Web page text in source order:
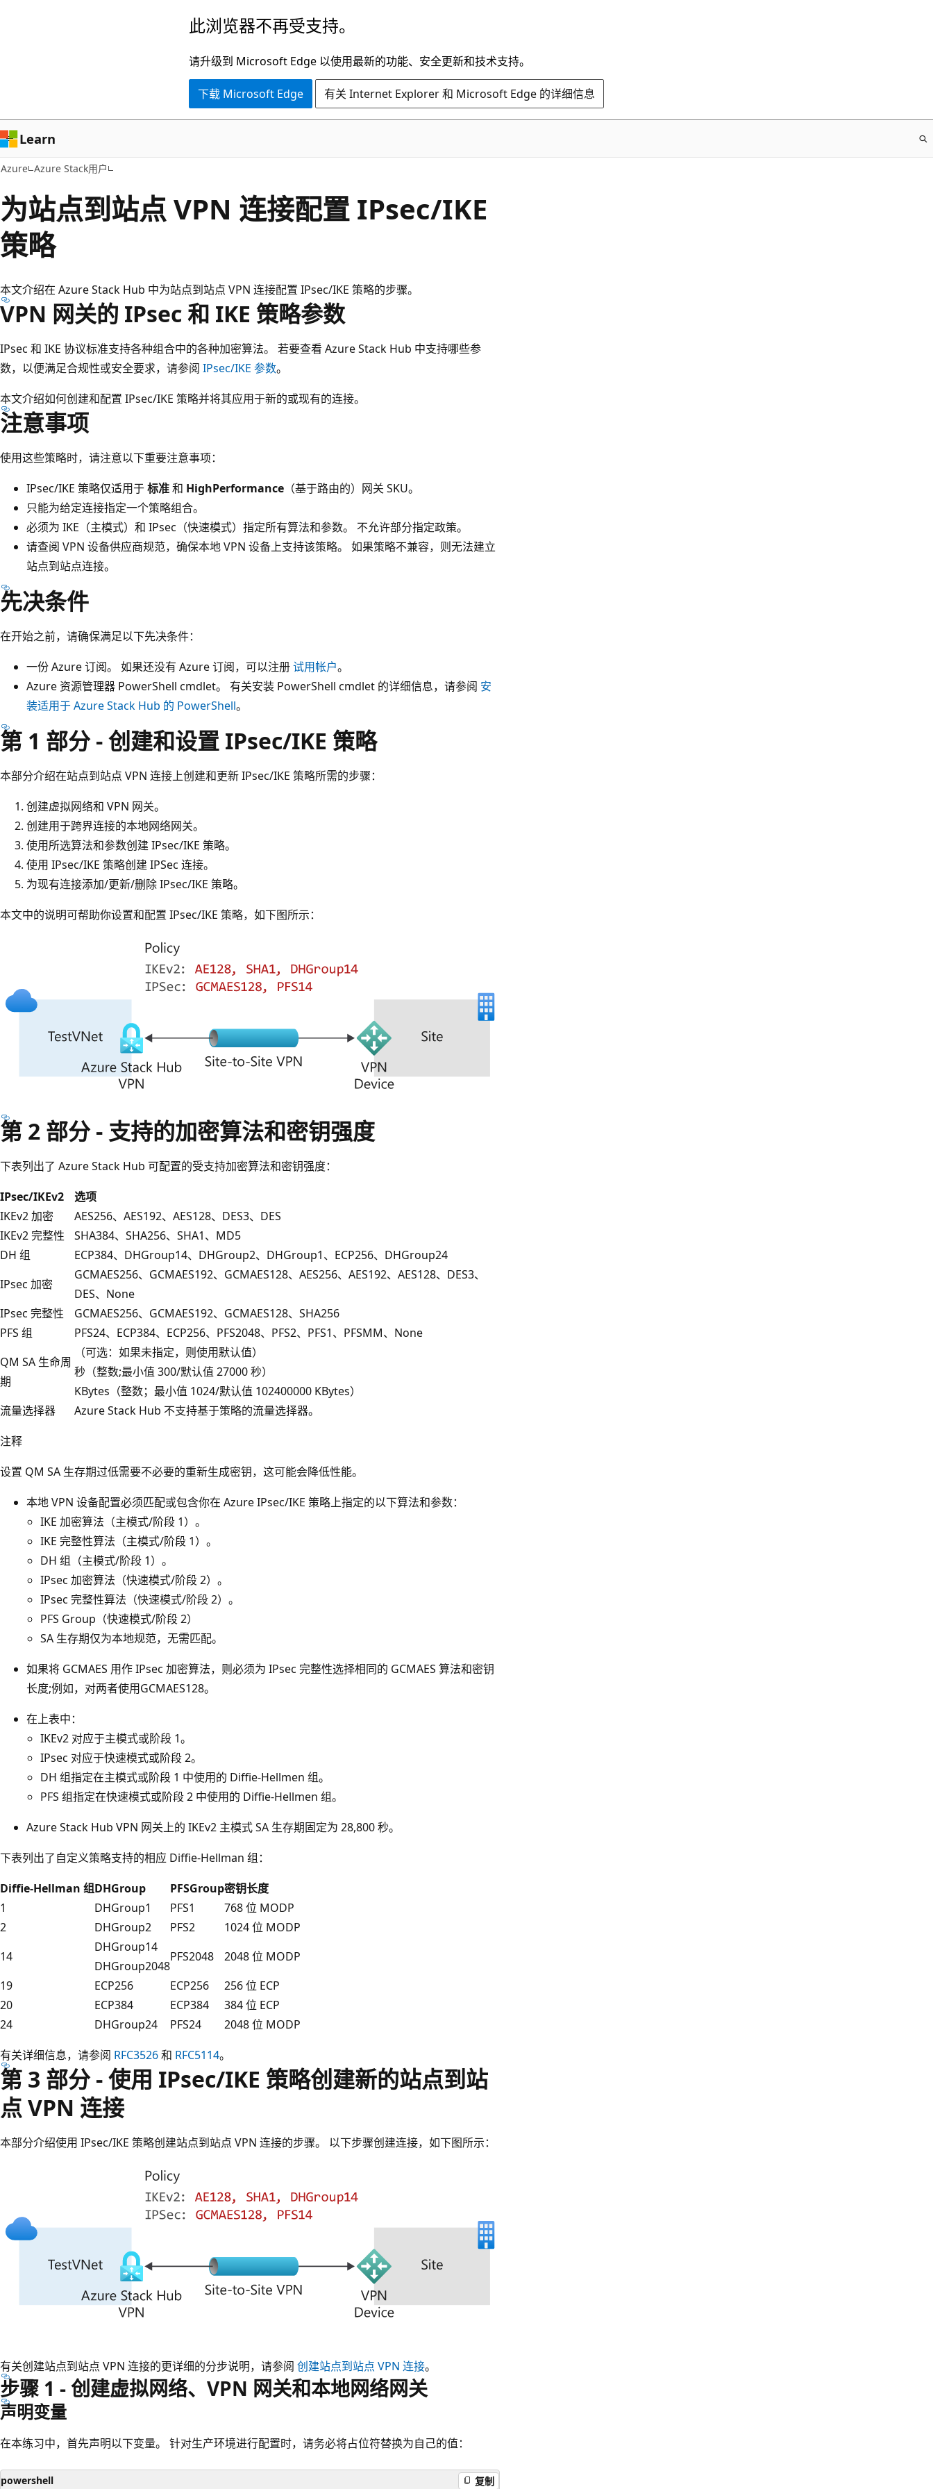
容
此浏览器不再受支持。
请升级到 Microsoft Edge 以使用最新的功能、安全更新和技术支持。
下载 Microsoft Edge 有关 Internet Explorer 和 Microsoft Edge 的详细信息
Learn
Azure Azure Stack用户
为站点到站点 VPN 连接配置 IPsec/IKE
策略
本文介绍在 Azure Stack Hub 中为站点到站点 VPN 连接配置 IPsec/IKE 策略的步骤。
VPN 网关的 IPsec 和 IKE 策略参数
IPsec 和 IKE 协议标准支持各种组合中的各种加密算法。 若要查看 Azure Stack Hub 中支持哪些参
数，以便满足合规性或安全要求，请参阅 IPsec/IKE 参数。
本文介绍如何创建和配置 IPsec/IKE 策略并将其应用于新的或现有的连接。
注意事项
使用这些策略时，请注意以下重要注意事项：
IPsec/IKE 策略仅适用于标准和 HighPerformance （基于路由的）网关 SKU。
只能为给定连接指定一个策略组合。
必须为 IKE（主模式）和 IPsec（快速模式）指定所有算法和参数。 不允许部分指定政策。
请查阅 VPN 设备供应商规范，确保本地 VPN 设备上支持该策略。 如果策略不兼容，则无法建立
站点到站点连接。
先决条件
在开始之前，请确保满足以下先决条件：
一份 Azure 订阅。 如果还没有 Azure 订阅，可以注册试用帐户。
Azure 资源管理器 PowerShell cmdlet。 有关安装 PowerShell cmdlet 的详细信息，请参阅 安
装适用于 Azure Stack Hub 的 PowerShell。
第 1 部分 - 创建和设置 IPsec/IKE 策略
本部分介绍在站点到站点 VPN 连接上创建和更新 IPsec/IKE 策略所需的步骤：
创建虚拟网络和 VPN 网关。
创建用于跨界连接的本地网络网关。
使用所选算法和参数创建 IPsec/IKE 策略。
使用 IPsec/IKE 策略创建 IPSec 连接。
为现有连接添加/更新/删除 IPsec/IKE 策略。
本文中的说明可帮助你设置和配置 IPsec/IKE 策略，如下图所示：
第 2 部分 - 支持的加密算法和密钥强度
下表列出了 Azure Stack Hub 可配置的受支持加密算法和密钥强度：
IPsec/IKEv2
选项
IKEv2 加密
AES256、AES192、AES128、DES3、DES
IKEv2 完整性
SHA384、SHA256、SHA1、MD5
DH 组
ECP384、DHGroup14、DHGroup2、DHGroup1、ECP256、DHGroup24
IPsec 加密
GCMAES256、GCMAES192、GCMAES128、AES256、AES192、AES128、DES3、
DES、None
IPsec 完整性
GCMAES256、GCMAES192、GCMAES128、SHA256
PFS 组
PFS24、ECP384、ECP256、PFS2048、PFS2、PFS1、PFSMM、None
QM SA 生命周
期
（可选：如果未指定，则使用默认值）
秒（整数;最小值 300/默认值 27000 秒）
KBytes（整数；最小值 1024/默认值 102400000 KBytes）
流量选择器
Azure Stack Hub 不支持基于策略的流量选择器。
注释
设置 QM SA 生存期过低需要不必要的重新生成密钥，这可能会降低性能。
本地 VPN 设备配置必须匹配或包含你在 Azure IPsec/IKE 策略上指定的以下算法和参数：
IKE 加密算法（主模式/阶段 1）。
IKE 完整性算法（主模式/阶段 1）。
DH 组（主模式/阶段 1）。
IPsec 加密算法（快速模式/阶段 2）。
IPsec 完整性算法（快速模式/阶段 2）。
PFS Group（快速模式/阶段 2）
SA 生存期仅为本地规范，无需匹配。
如果将 GCMAES 用作 IPsec 加密算法，则必须为 IPsec 完整性选择相同的 GCMAES 算法和密钥
长度;例如，对两者使用GCMAES128。
在上表中：
IKEv2 对应于主模式或阶段 1。
IPsec 对应于快速模式或阶段 2。
DH 组指定在主模式或阶段 1 中使用的 Diffie-Hellmen 组。
PFS 组指定在快速模式或阶段 2 中使用的 Diffie-Hellmen 组。
Azure Stack Hub VPN 网关上的 IKEv2 主模式 SA 生存期固定为 28,800 秒。
下表列出了自定义策略支持的相应 Diffie-Hellman 组：
Diffie-Hellman 组DHGroup PFSGroup密钥长度
1
DHGroup1 PFS1
768 位 MODP
2
DHGroup2 PFS2
1024 位 MODP
14
DHGroup14
DHGroup2048
PFS2048
2048 位 MODP
19
ECP256 ECP256
256 位 ECP
20
ECP384 ECP384
384 位 ECP
24
DHGroup24 PFS24
2048 位 MODP
有关详细信息，请参阅 RFC3526和 RFC5114。
第 3 部分 - 使用 IPsec/IKE 策略创建新的站点到站
点 VPN 连接
本部分介绍使用 IPsec/IKE 策略创建站点到站点 VPN 连接的步骤。 以下步骤创建连接，如下图所示：
有关创建站点到站点 VPN 连接的更详细的分步说明，请参阅 创建站点到站点 VPN 连接。
步骤 1 - 创建虚拟网络、VPN 网关和本地网络网关
声明变量
在本练习中，首先声明以下变量。 针对生产环境进行配置时，请务必将占位符替换为自己的值：
powershell 复制